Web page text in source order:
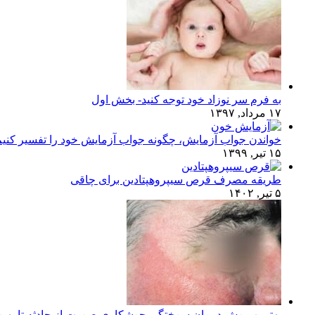
به فرم سر نوزاد خود توجه کنید- بخش اول
۱۷ مرداد, ۱۳۹۷
خواندن جواب آزمایش، چگونه جواب آزمایش خود را تفسیر
۱۵ تیر, ۱۳۹۹
طریقه مصرف قرص سیپروهپتادین برای چاقی
۵ تیر, ۱۴۰۲